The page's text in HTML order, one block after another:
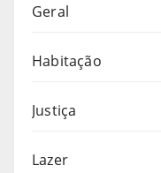
Geral
Habitação
Justiça
Lazer